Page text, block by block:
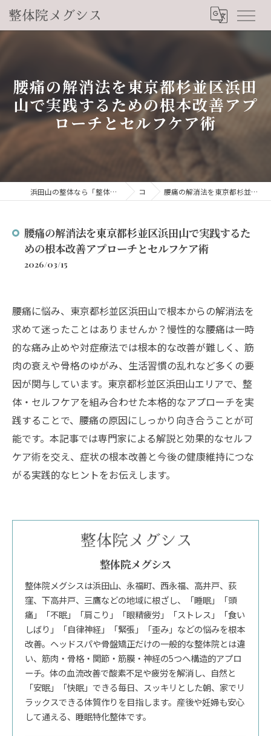
腰痛の解消法を東京都杉並区浜田
山で実践するための根本改善アプ
ローチとセルフケア術
浜田山の整体なら「整体院メグシス」肩こり・腰痛・自律神経の悩みを睡眠から改善 コラム 腰痛の解消法を東京都杉並区浜田山で実践するための根本改善アプローチとセルフケア術
腰痛の解消法を東京都杉並区浜田山で実践するた
めの根本改善アプローチとセルフケア術
2026/03/15
腰痛に悩み、東京都杉並区浜田山で根本からの解消法を
求めて迷ったことはありませんか？慢性的な腰痛は一時
的な痛み止めや対症療法では根本的な改善が難しく、筋
肉の衰えや骨格のゆがみ、生活習慣の乱れなど多くの要
因が関与しています。東京都杉並区浜田山エリアで、整
体・セルフケアを組み合わせた本格的なアプローチを実
践することで、腰痛の原因にしっかり向き合うことが可
能です。本記事では専門家による解説と効果的なセルフ
ケア術を交え、症状の根本改善と今後の健康維持につな
がる実践的なヒントをお伝えします。
整体院メグシス
整体院メグシスは浜田山、永福町、西永福、高井戸、荻
窪、下高井戸、三鷹などの地域に根ざし、「睡眠」「頭
痛」「不眠」「肩こり」「眼精疲労」「ストレス」「食い
しばり」「自律神経」「緊張」「歪み」などの悩みを根本
改善。ヘッドスパや骨盤矯正だけの一般的な整体院とは違
い、筋肉・骨格・関節・筋膜・神経の5つへ構造的アプロ
ーチ。体の血流改善で酸素不足や疲労を解消し、自然と
「安眠」「快眠」できる毎日、スッキリとした朝、家でリ
ラックスできる体質作りを目指します。産後や妊婦も安心
して通える、睡眠特化整体です。